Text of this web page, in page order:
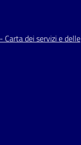
Carta dei servizi e delle